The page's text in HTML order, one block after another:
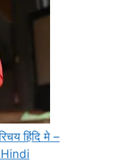
हिंदि मे –